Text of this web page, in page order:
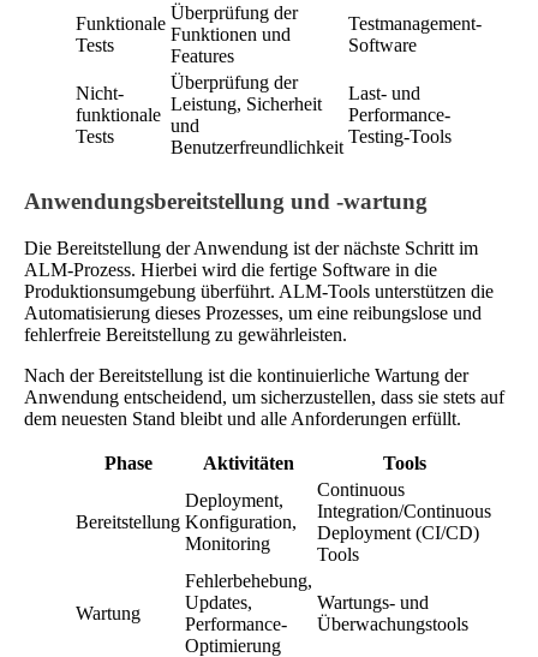
Funktionale
Tests
Überprüfung der
Funktionen und
Features
Testmanagement-
Software
Nicht-
funktionale
Tests
Überprüfung der
Leistung, Sicherheit
und
Benutzerfreundlichkeit
Last- und
Performance-
Testing-Tools
Anwendungsbereitstellung und -wartung
Die Bereitstellung der Anwendung ist der nächste Schritt im
ALM-Prozess. Hierbei wird die fertige Software in die
Produktionsumgebung überführt. ALM-Tools unterstützen die
Automatisierung dieses Prozesses, um eine reibungslose und
fehlerfreie Bereitstellung zu gewährleisten.
Nach der Bereitstellung ist die kontinuierliche Wartung der
Anwendung entscheidend, um sicherzustellen, dass sie stets auf
dem neuesten Stand bleibt und alle Anforderungen erfüllt.
Phase Aktivitäten Tools
Bereitstellung
Deployment,
Konfiguration,
Monitoring
Continuous
Integration/Continuous
Deployment (CI/CD)
Tools
Wartung
Fehlerbehebung,
Updates,
Performance-
Optimierung
Wartungs- und
Überwachungstools